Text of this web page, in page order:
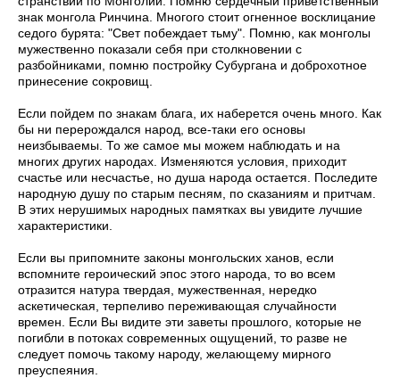
знак монгола Ринчина. Многого стоит огненное восклицание
седого бурята: "Свет побеждает тьму". Помню, как монголы
мужественно показали себя при столкновении с
разбойниками, помню постройку Субургана и доброхотное
принесение сокровищ.
Если пойдем по знакам блага, их наберется очень много. Как
бы ни перерождался народ, все-таки его основы
неизбываемы. То же самое мы можем наблюдать и на
многих других народах. Изменяются условия, приходит
счастье или несчастье, но душа народа остается. Последите
народную душу по старым песням, по сказаниям и притчам.
В этих нерушимых народных памятках вы увидите лучшие
характеристики.
Если вы припомните законы монгольских ханов, если
вспомните героический эпос этого народа, то во всем
отразится натура твердая, мужественная, нередко
аскетическая, терпеливо переживающая случайности
времен. Если Вы видите эти заветы прошлого, которые не
погибли в потоках современных ощущений, то разве не
следует помочь такому народу, желающему мирного
преуспеяния.